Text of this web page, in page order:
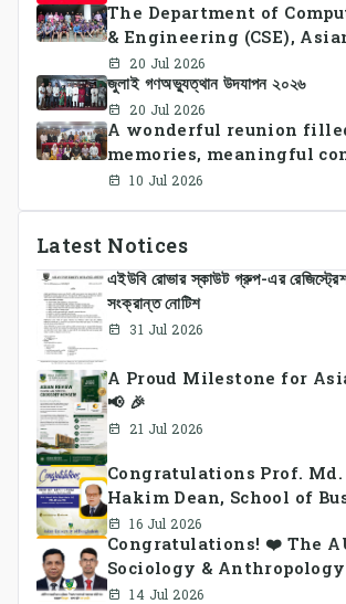
The Department of
& Engineering (CSE),
University of Bangladesh
successfully organized
Sports Day 2026, bringing
students and faculty
vibrant celebration of
teamwork, and unity.
20 Jul 2026
জুলাই গণঅভ্যুত্থান উদযাপন ২০২৬
20 Jul 2026
A wonderful reunion
memories, meaningful
and lasting connections.
10 Jul 2026
Latest Notices
এইউবি রোভার স্কাউট গ্রুপ-এর
সংক্রান্ত নোটিশ
31 Jul 2026
A Proud Milestone for
📢 🎉
21 Jul 2026
Congratulations Prof. Md.
Hakim Dean, School of
16 Jul 2026
Congratulations! ❤️ The
Sociology &
Association Ad-hoc
14 Jul 2026